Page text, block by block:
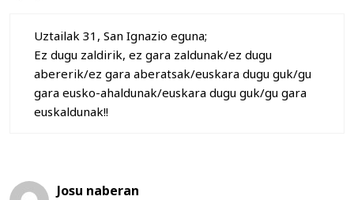
Uztailak 31, San Ignazio eguna;
Ez dugu zaldirik, ez gara zaldunak/ez dugu
abererik/ez gara aberatsak/euskara dugu guk/gu
gara eusko-ahaldunak/euskara dugu guk/gu gara
euskaldunak!!
Josu naberan